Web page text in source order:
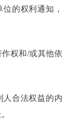
的权利通知，
权和/或其他依
人合法权益的内